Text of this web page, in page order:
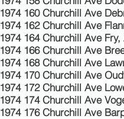
1974 160 Churchill Ave
1974 162 Churchill Ave
1974 164 Churchill Ave
1974 166 Churchill Ave
1974 168 Churchill Ave
1974 170 Churchill Ave
1974 172 Churchill Ave
1974 174 Churchill Ave
1974 176 Churchill Ave